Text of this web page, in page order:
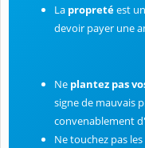
La propretéest
devoir payer une
Ne plantez pas
signe de mauvais
convenablement
Ne touchez pas